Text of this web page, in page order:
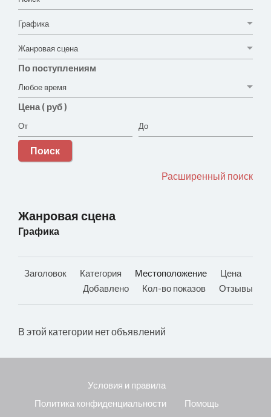
По поступлениям
Цена ( руб )
Поиск
Расширенный поиск
Жанровая сцена
Графика
Заголовок Категория Местоположение
Цена
Добавлено
Кол-во показов Отзывы
В этой категории нет объявлений
Условия и правила
Политика конфиденциальности
Помощь